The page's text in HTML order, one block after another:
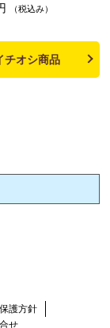
（税込み）
チオシ商品
護方針
せ